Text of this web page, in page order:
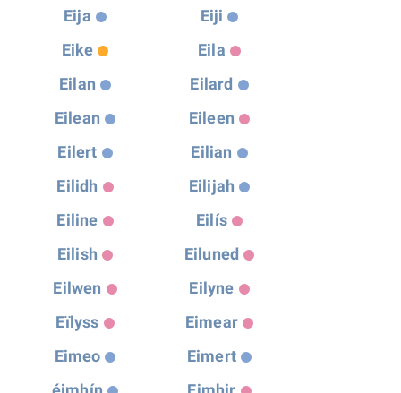
Eija
Eiji
Eike
Eila
Eilan
Eilard
Eilean
Eileen
Eilert
Eilian
Eilidh
Eilijah
Eiline
Eilís
Eilish
Eiluned
Eilwen
Eilyne
Eïlyss
Eimear
Eimeo
Eimert